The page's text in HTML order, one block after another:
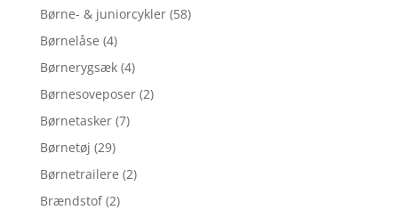
Børne- & juniorcykler (58)
Børnelåse (4)
Børnerygsæk (4)
Børnesoveposer (2)
Børnetasker (7)
Børnetøj (29)
Børnetrailere (2)
Brændstof (2)